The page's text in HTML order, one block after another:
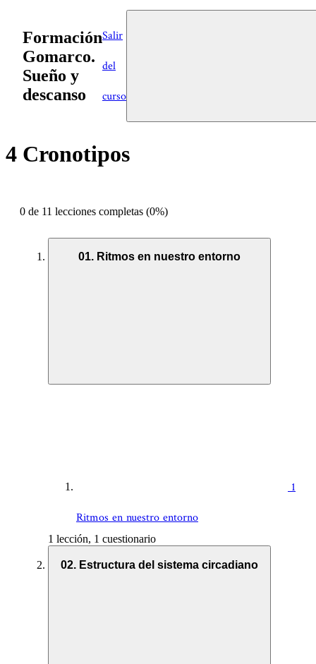
Formación
Gomarco.
Sueño y
descanso
Salir
del
curso
4 Cronotipos
0 de 11 lecciones completas (0%)
01. Ritmos en nuestro entorno
1
Ritmos en nuestro entorno
1 lección, 1 cuestionario
02. Estructura del sistema circadiano